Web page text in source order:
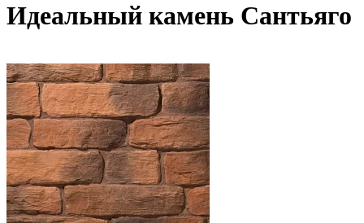
Идеальный камень Сантьяго